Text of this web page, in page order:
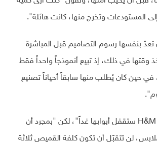
المستودعات وتخرج منها، كانت هائلة".
عام 2017 أن تعدّ بنفسها رسوم التصاميم قبل المباشرة
وقتها في ذلك، إذ تبيع أنموذجاً واحداً فقط
حين كان يُطلب منها سابقاً أحياناً تصنيع
وتقول: "لا أعتقد أنّ H&M ستقفل أبوابها غداً"، لكن "بمجرد أن
لن تتقبّل أن تكون كلفة القميص ثلاثة